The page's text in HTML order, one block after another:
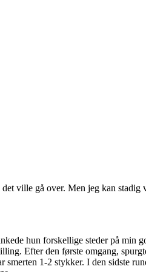
ville gå over. Men jeg kan
hun forskellige steder på min
Efter den første omgang,
smerten 1-2 stykker. I den sidste